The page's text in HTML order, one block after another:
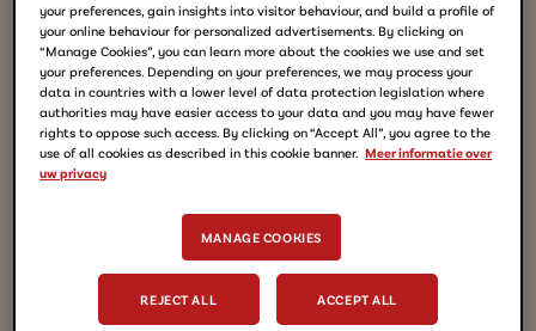
Douwe Egberts en het Oranje Fonds
organiseren jaarlijks dit initiatief om buren
te verbinden en mensen dichter bij elkaar
te brengen. Of je nu kiest voor een
spelletjesmiddag, een buurt
Douwe Egberts koffie – Burendag is dé
kans om je buurt beter te leren kennen en
samen een leuke dag te beleven.
your preferences, gain insights into visitor behaviour, and build a profile of
your online behaviour for personalized advertisements. By clicking on
“Manage Cookies”, you can learn more about the cookies we use and set
your preferences. Depending on your preferences, we may process your
data in countries with a lower level of data protection legislation where
authorities may have easier access to your data and you may have fewer
rights to oppose such access. By clicking on “Accept All”, you agree to the
use of all cookies as described in this cookie banner. Meer informatie over
uw privacy
MANAGE COOKIES
REJECT ALL ACCEPT ALL